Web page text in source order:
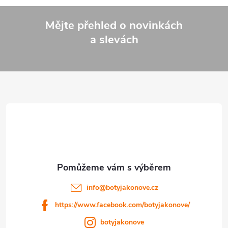
á
Mějte přehled o novinkách
a slevách
info@botyjakonove.cz
https://www.facebook.com/botyjakonove/
botyjakonove